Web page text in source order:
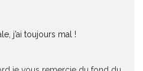
j’ai toujours mal !